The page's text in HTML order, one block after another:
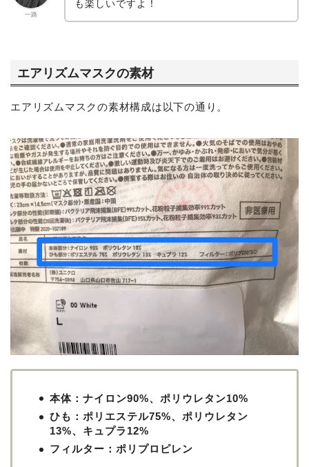
一路
も楽しいですよ！
エアリズムマスクの素材
エアリズムマスクの素材構成は以下の通り。
本体：ナイロン90%、ポリウレタン10%
ひも：ポリエステル75%、ポリウレタン
13%、キュプラ12%
フィルター：ポリプロピレン